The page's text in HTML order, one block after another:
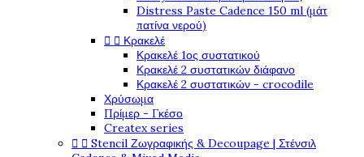
Distress Paste Cadence 150 ml (μάτ
πατίνα νερού)
  Κρακελέ
Κρακελέ 1ος συστατικού
Κρακελέ 2 συστατικών διάφανο
Κρακελέ 2 συστατικών - crocodile
Χρύσωμα
Πρίμερ - Γκέσο
Createx series
  Stencil Ζωγραφικής & Decoupage | Στένσιλ